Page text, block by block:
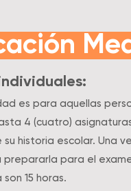
es para aquellas
4 (cuatro)
historia escolar. Una
prepararla para el
15 horas.